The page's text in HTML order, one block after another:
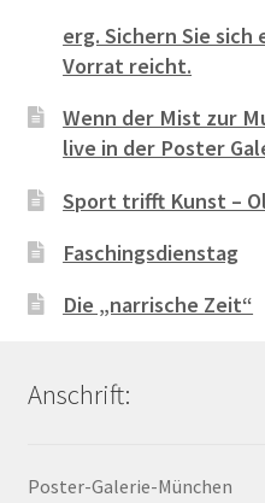
erg. Sichern Sie sich
Vorrat reicht.
Wenn der Mist zur
live in der Poster
Sport trifft Kunst –
Faschingsdienstag
Die „narrische Zeit“
Anschrift:
Poster-Galerie-München